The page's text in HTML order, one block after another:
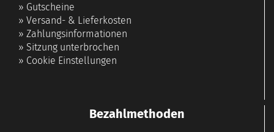
» Gutscheine
» Versand- & Lieferkosten
» Zahlungsinformationen
» Sitzung unterbrochen
» Cookie Einstellungen
Bezahlmethoden